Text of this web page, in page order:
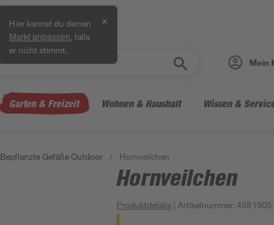
Hier kannst du deinen
Markt anpassen , falls
er nicht stimmt.
✕
Mein
Garten & Freizeit Wohnen & Haushalt Wissen &
Bepflanzte Gefäße Outdoor / Hornveilchen
Hornveilchen
Produktdetails | Artikelnummer:4581905